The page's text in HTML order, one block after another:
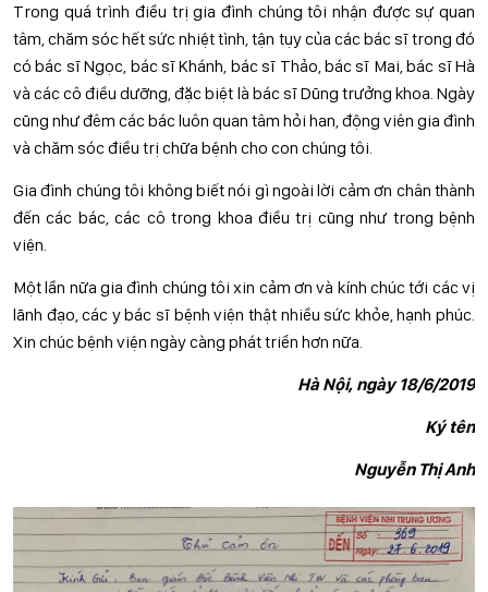
Trong quá trình điều trị gia đình chúng tôi nhận được sự quan
tâm, chăm sóc hết sức nhiệt tình, tận tụy của các bác sĩ trong đó
có bác sĩ Ngọc, bác sĩ Khánh, bác sĩ Thảo, bác sĩ Mai, bác sĩ Hà
và các cô điều dưỡng, đặc biệt là bác sĩ Dũng trưởng khoa. Ngày
cũng như đêm các bác luôn quan tâm hỏi han, động viên gia đình
và chăm sóc điều trị chữa bệnh cho con chúng tôi.
Gia đình chúng tôi không biết nói gì ngoài lời cảm ơn chân thành
đến các bác, các cô trong khoa điều trị cũng như trong bệnh
viện.
Một lần nữa gia đình chúng tôi xin cảm ơn và kính chúc tới các vị
lãnh đạo, các y bác sĩ bệnh viện thật nhiều sức khỏe, hạnh phúc.
Xin chúc bệnh viện ngày càng phát triển hơn nữa.
Hà Nội, ngày 18/6/2019
Ký tên
Nguyễn Thị Anh